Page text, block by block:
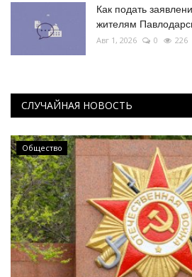
Как подать
жителям
Авг 1, 2026 0 226
СЛУЧАЙНАЯ НОВОСТЬ
Общество